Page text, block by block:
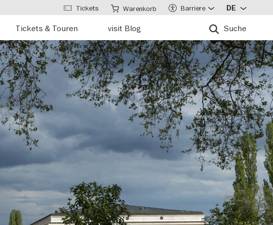
Tickets & Touren visit Blog Suche
Tickets Warenkorb Barriere DE